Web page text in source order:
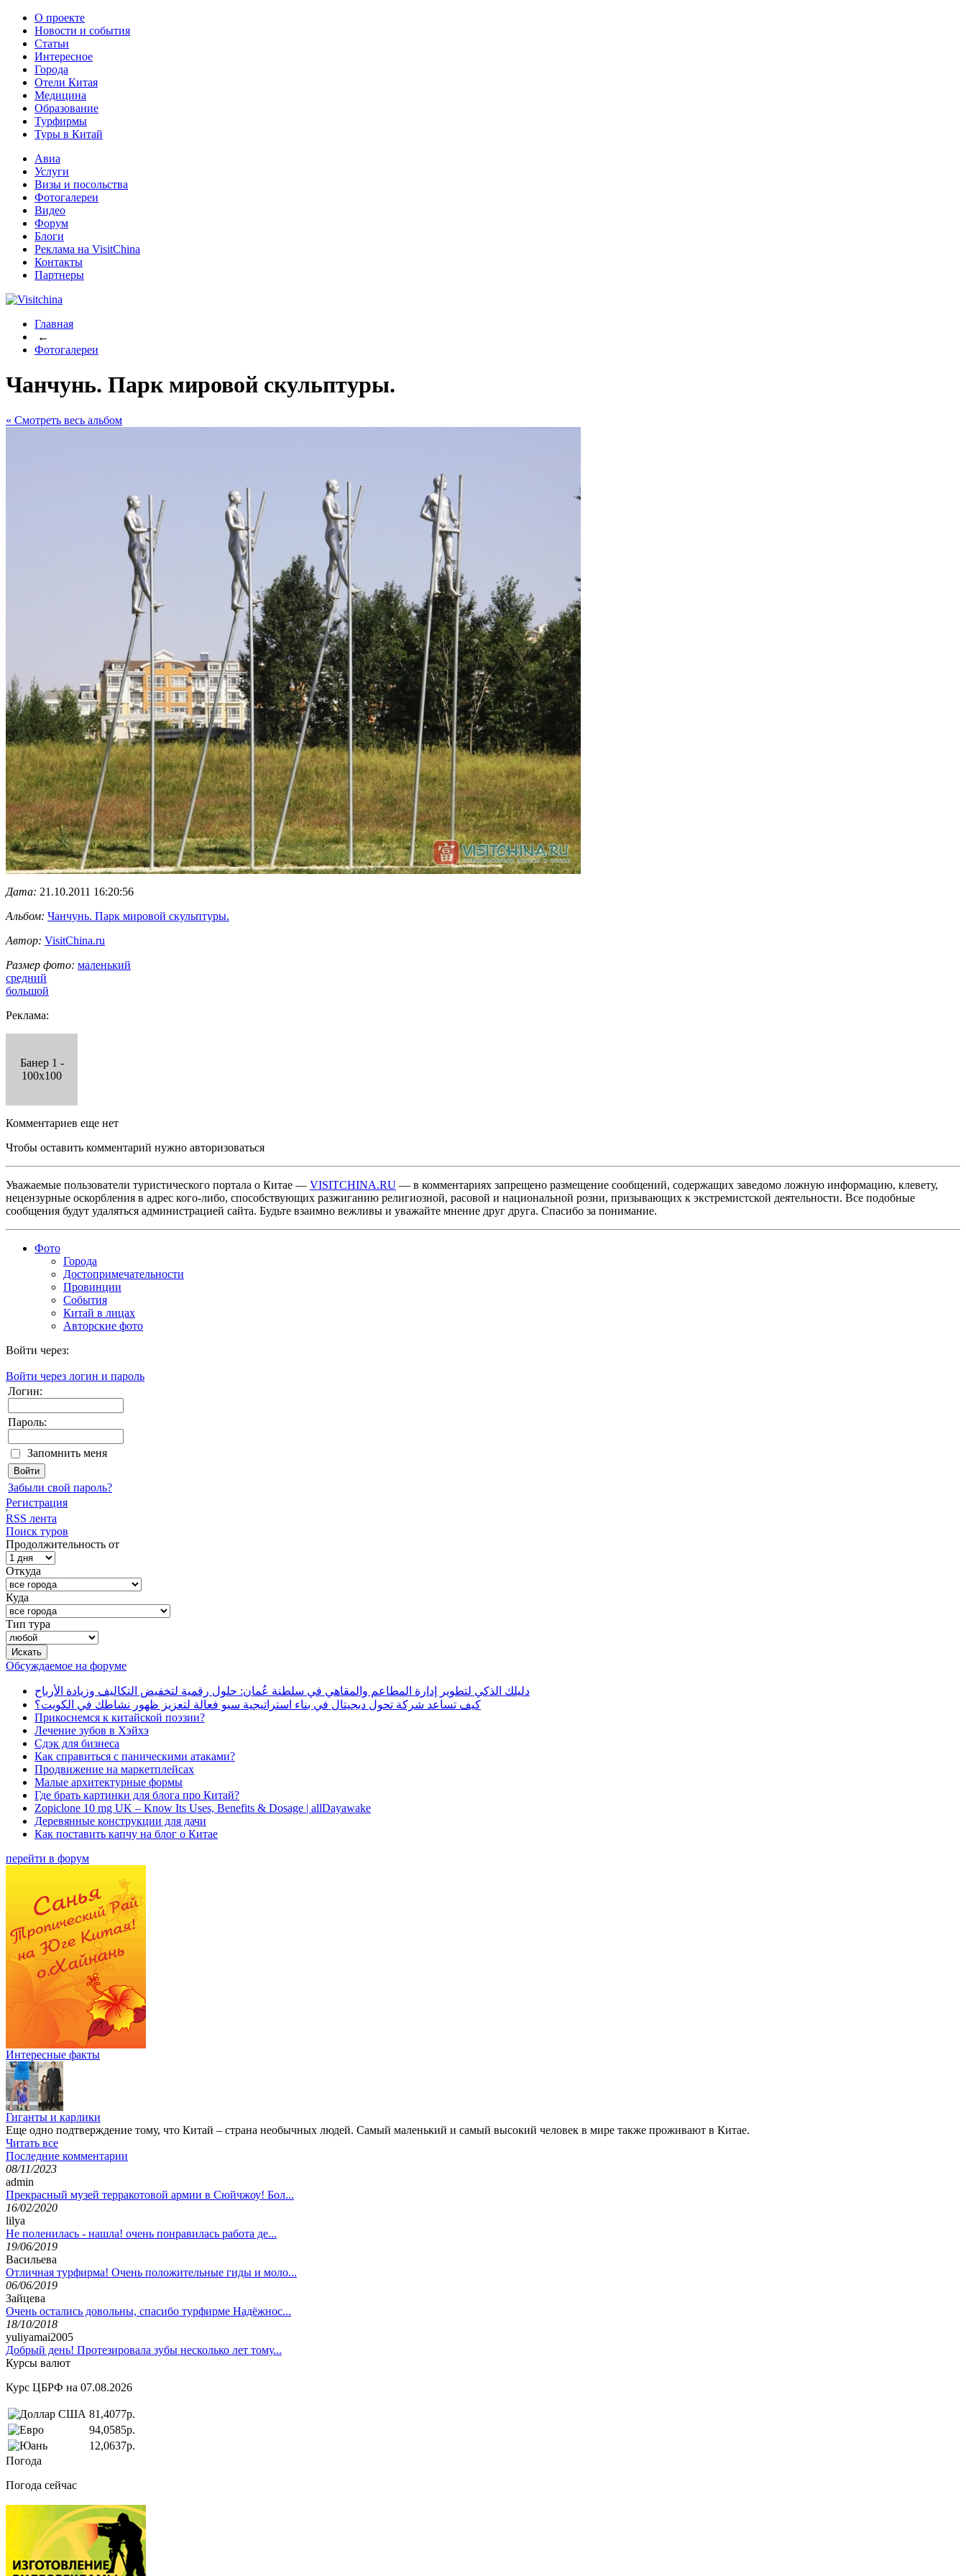
О проекте
Новости и события
Статьи
Интересное
Города
Отели Китая
Медицина
Образование
Турфирмы
Туры в Китай
Авиа
Услуги
Визы и посольства
Фотогалереи
Видео
Форум
Блоги
Реклама на VisitChina
Контакты
Партнеры
Главная
←
Фотогалереи
Чанчунь. Парк мировой скульптуры.
« Cмотреть весь альбом
Дата: 21.10.2011 16:20:56
Альбом: Чанчунь. Парк мировой скульптуры.
Автор: VisitChina.ru
Размер фото: маленький
средний
большой
Реклама:
Банер 1 -
100x100
Комментариев еще нет
Чтобы оставить комментарий нужно авторизоваться
Уважаемые пользователи туристического портала о Китае — VISITCHINA.RU — в комментариях запрещено размещение сообщений, содержащих заведомо ложную информацию, клевету,
нецензурные оскорбления в адрес кого-либо, способствующих разжиганию религиозной, расовой и национальной розни, призывающих к экстремистской деятельности. Все подобные
сообщения будут удаляться администрацией сайта. Будьте взаимно вежливы и уважайте мнение друг друга. Спасибо за понимание.
Фото
Города
Достопримечательности
Провинции
События
Китай в лицах
Авторские фото
Войти через:
Войти через логин и пароль
Логин:
Пароль:
Запомнить меня
Забыли свой пароль?
Регистрация
RSS лента
Поиск туров
Продолжительность от
Откуда
Куда
Тип тура
Обсуждаемое на форуме
دليلك الذكي لتطوير إدارة المطاعم والمقاهي في سلطنة عُمان: حلول رقمية لتخفيض التكاليف وزيادة الأرباح
كيف تساعد شركة تحول ديجيتال في بناء استراتيجية سيو فعالة لتعزيز ظهور نشاطك في الكويت؟
Прикоснемся к китайской поэзии?
Лечение зубов в Хэйхэ
Сдэк для бизнеса
Как справиться с паническими атаками?
Продвижение на маркетплейсах
Малые архитектурные формы
Где брать картинки для блога про Китай?
Zopiclone 10 mg UK – Know Its Uses, Benefits & Dosage | allDayawake
Деревянные конструкции для дачи
Как поставить капчу на блог о Китае
перейти в форум
Интересные факты
Гиганты и карлики
Еще одно подтверждение тому, что Китай – страна необычных людей. Самый маленький и самый высокий человек в мире также проживают в Китае.
Читать все
Последние комментарии
08/11/2023
admin
Прекрасный музей терракотовой армии в Сюйчжоу! Бол...
16/02/2020
lilya
Не поленилась - нашла! очень понравилась работа де...
19/06/2019
Васильева
Отличная турфирма! Очень положительные гиды и моло...
06/06/2019
Зайцева
Очень остались довольны, спасибо турфирме Надёжнос...
18/10/2018
yuliyamai2005
Добрый день! Протезировала зубы несколько лет тому...
Курсы валют
Курс ЦБРФ на 07.08.2026
81,4077р.
94,0585р.
12,0637р.
Погода
Погода сейчас